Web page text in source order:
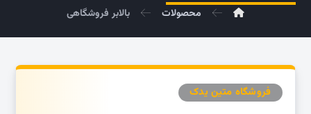
محصولات بالابر فروشگاهی
فروشگاه متین یدک